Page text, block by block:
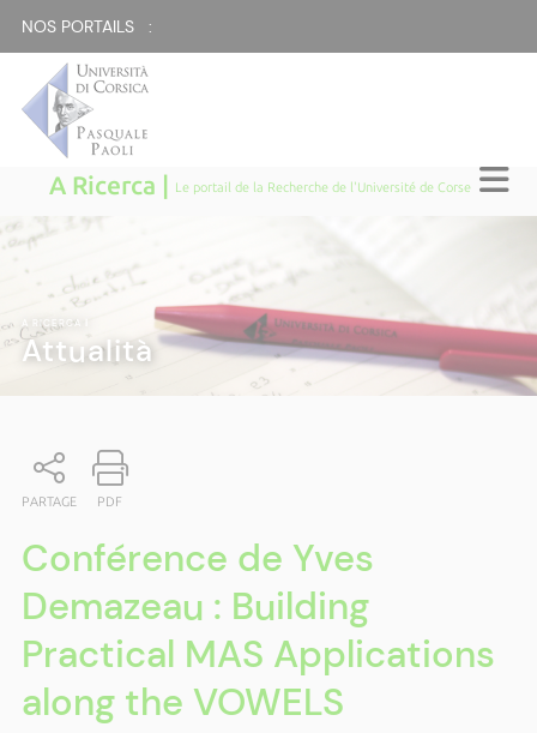
NOS PORTAILS :
A Ricerca | Le portail de la Recherche de l'Université de Corse
A RICERCA
Attualità
PARTAGE PDF
Conférence de Yves
Demazeau : Building
Practical MAS Applications
along the VOWELS